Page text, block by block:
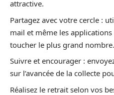
attractive.
Partagez avec votre cercle :
mail et même les
toucher le plus grand nombre.
Suivre et encourager :
sur l’avancée de la collecte
Réalisez le retrait selon vos